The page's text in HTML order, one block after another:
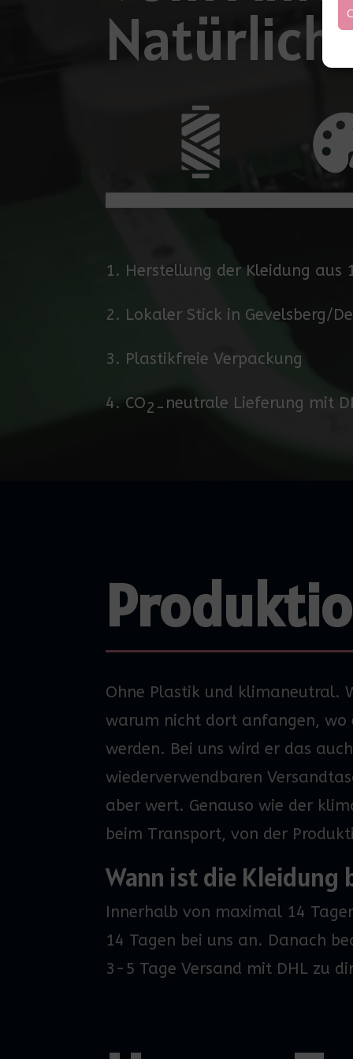
1. Herstellung der Kleidung
2. Lokaler Stick in Gevelsberg/
3. Plastikfreie Verpackung
4. CO2- neutrale Lieferung mit
Ohne Plastik und klimaneutral.
warum nicht dort anfangen, wo
werden. Bei uns wird er das
wiederverwendbaren
aber wert. Genauso wie der
beim Transport, von der
Wann ist die Kleidung
Innerhalb von maximal 14
14 Tagen bei uns an. Danach
3-5 Tage Versand mit DHL zu